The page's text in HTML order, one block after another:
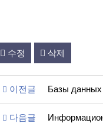
수정 삭제
이전글 Базы данных
다음글